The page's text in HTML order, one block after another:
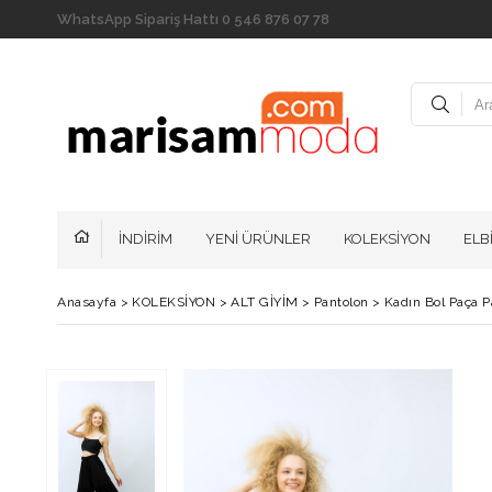
WhatsApp Sipariş Hattı 0 546 876 07 78
İNDİRİM YENİ ÜRÜNLER KOLEKSİYON
Anasayfa > KOLEKSİYON > ALT GİYİM > Pantolon > Kadın Bol Paça